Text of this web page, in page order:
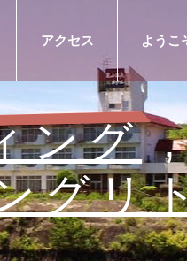
アクセス ようこ
ング
グリ